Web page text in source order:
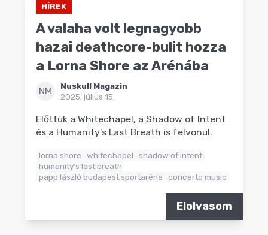
HÍREK
A valaha volt legnagyobb
hazai deathcore-bulit hozza
a Lorna Shore az Arénába
NM
Nuskull Magazin
2025. július 15.
Előttük a Whitechapel, a Shadow of Intent
és a Humanity's Last Breath is felvonul.
lorna shore whitechapel
shadow of intent
humanity's last breath
papp lászló budapest sportaréna
concerto music
Elolvasom